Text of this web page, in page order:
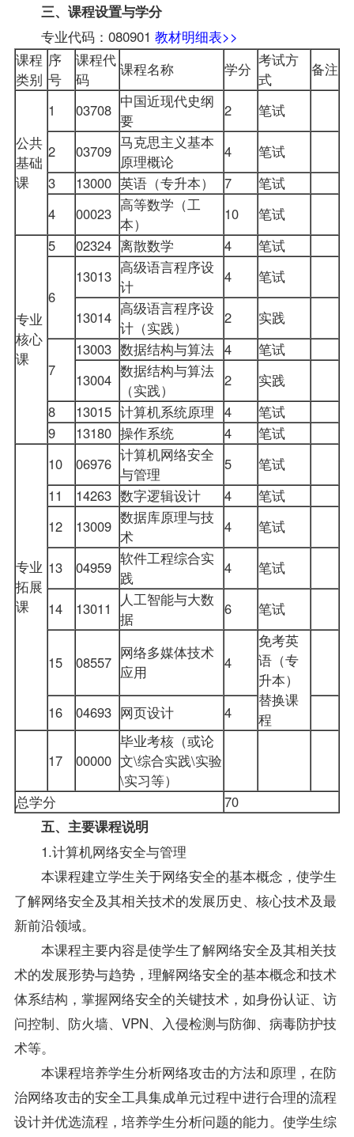
三、课程设置与学分
专业代码：080901 教材明细表>>
课程
类别
序
号
课程代
码
课程名称 学分 考试方
式
备注
公共
基础
课
1 03708 中国近现代史纲
要
2 笔试
2 03709 马克思主义基本
原理概论
4
笔试
3
13000 英语（专升本） 7
笔试
4
00023 高等数学（工
本）
10 笔试
专业
核心
课
5 02324 离散数学 4 笔试
6
13013 高级语言程序设
计
4 笔试
13014 高级语言程序设
计（实践）
2 实践
7
13003 数据结构与算法 4
笔试
13004 数据结构与算法
（实践）
2
实践
8
13015 计算机系统原理 4
笔试
9
13180 操作系统 4 笔试
专业
拓展
课
10 06976 计算机网络安全
与管理
5
笔试
11
14263 数字逻辑设计 4
笔试
12
13009 数据库原理与技
术
4 笔试
13 04959 软件工程综合实
践
4 笔试
14 13011
人工智能与大数
据
6 笔试
15 08557
网络多媒体技术
应用
4
免考英
语（专
升本）
替换课
程
16 04693 网页设计 4
17 00000
毕业考核（或论
文\综合实践\实验
\实习等）
总学分
70
五、主要课程说明
1.计算机网络安全与管理
本课程建立学生关于网络安全的基本概念，使学生
了解网络安全及其相关技术的发展历史、核心技术及最
新前沿领域。
本课程主要内容是使学生了解网络安全及其相关技
术的发展形势与趋势，理解网络安全的基本概念和技术
体系结构，掌握网络安全的关键技术，如身份认证、访
问控制、防火墙、VPN、入侵检测与防御、病毒防护技
术等。
本课程培养学生分析网络攻击的方法和原理，在防
治网络攻击的安全工具集成单元过程中进行合理的流程
设计并优选流程，培养学生分析问题的能力。使学生综